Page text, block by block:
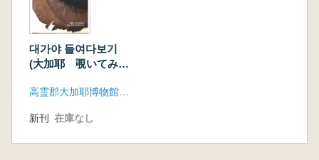
대가야 들여다보기
(大加耶 覗いてみ
新刊 在庫なし